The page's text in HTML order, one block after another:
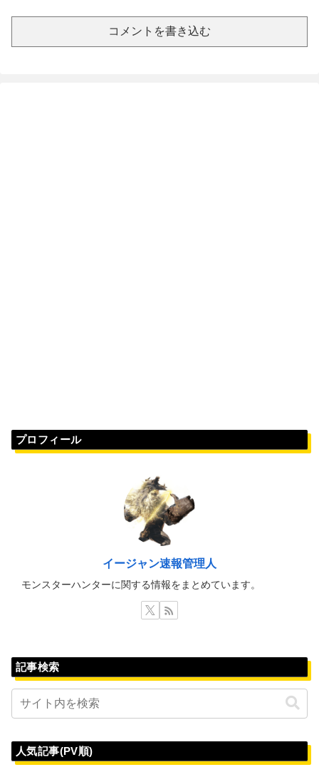
コメントを書き込む
プロフィール
イージャン速報管理人
モンスターハンターに関する情報をまとめています。
記事検索
人気記事(PV順)